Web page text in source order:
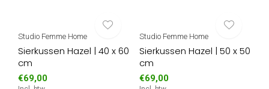
Studio Femme Home
Sierkussen Hazel | 40 x 60
cm
€69,00
Studio Femme Home
Sierkussen Hazel | 50 x 50
cm
€69,00